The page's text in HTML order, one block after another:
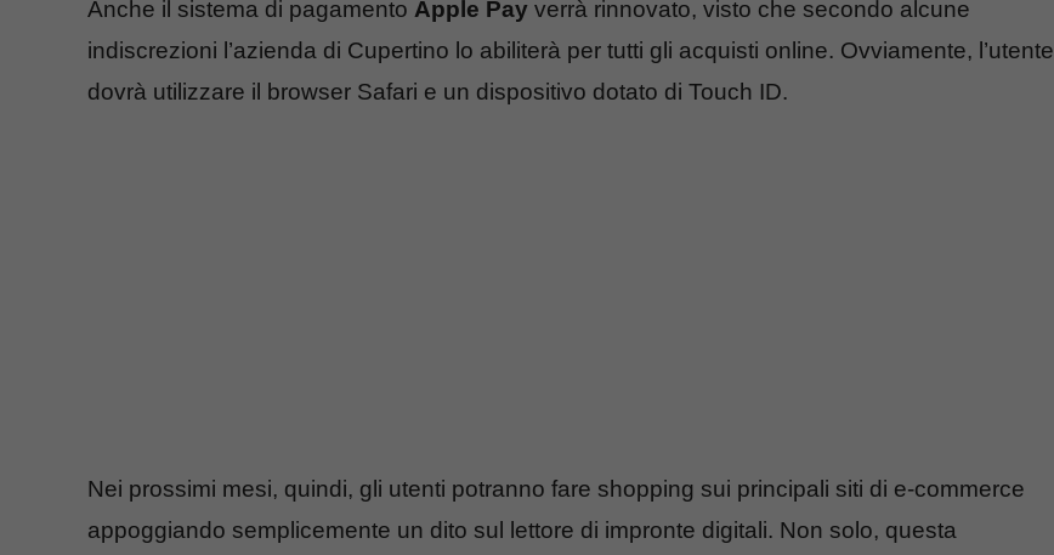
Anche il sistema di pagamento Apple Pay verrà rinnovato, visto che secondo alcune
indiscrezioni l’azienda di Cupertino lo abiliterà per tutti gli acquisti online. Ovviamente, l’utente
dovrà utilizzare il browser Safari e un dispositivo dotato di Touch ID.
Nei prossimi mesi, quindi, gli utenti potranno fare shopping sui principali siti di e-commerce
appoggiando semplicemente un dito sul lettore di impronte digitali. Non solo, questa